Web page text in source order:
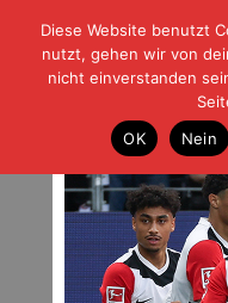
| | |BLOG-G
HOME|REGELN|
Zum Greifen nah
Sonntag, 27.04.25 | 06:00
Diese Website benutzt
nutzt, gehen wir von
nicht einverstanden
OK
Nein